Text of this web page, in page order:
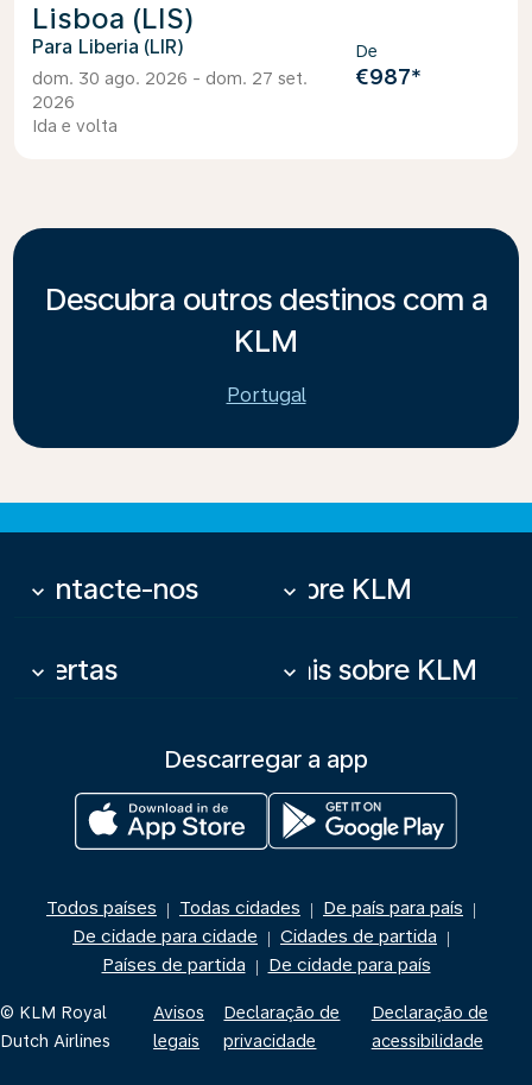
Lisboa (LIS)
Liberia (LIR)
dom. 30 ago. 2026 - dom. 27 set.
2026
Ida e volta
De
€987*
Descubra outros destinos com a
KLM
Portugal
Contacte-nos
keyboard_arrow_down Sobre KLM
keyboard_arrow_down
Ofertas
keyboard_arrow_down Mais sobre KLM
keyboard_arrow_down
Descarregar a app
Todos países | Todas cidades | De país para país |
De cidade para cidade | Cidades de partida |
Países de partida | De cidade para país
© KLM Royal
Dutch Airlines
Avisos
legais
Declaração de
privacidade
Declaração de
acessibilidade